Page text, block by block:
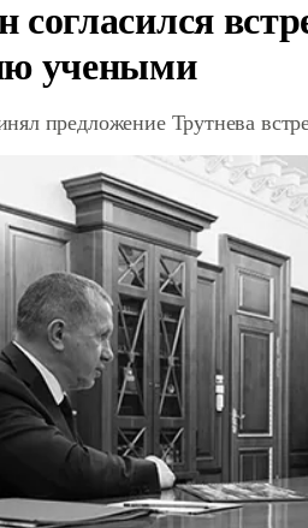
согласился
учеными
предложение Трутнева